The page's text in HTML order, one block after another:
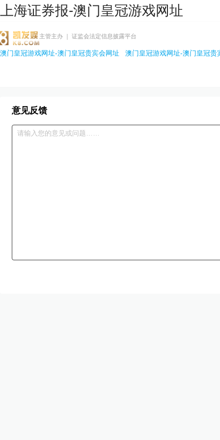
上海证券报-澳门皇冠游戏网址
主管主办 ｜ 证监会法定信息披露平台
澳门皇冠游戏网址-澳门皇冠贵宾会网址 澳门皇冠游戏网址-澳门皇冠贵
意见反馈